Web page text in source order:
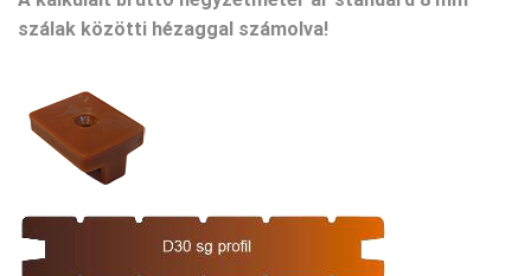
szálak közötti hézaggal számolva!